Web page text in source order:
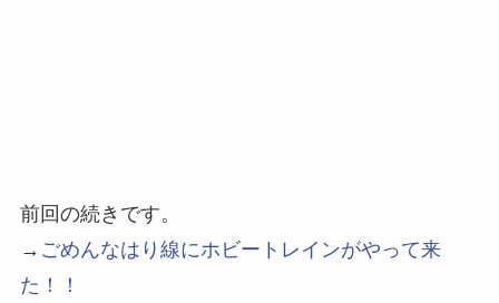
前回の続きです。
→ ごめんなはり線にホビートレインがやって来
た！！